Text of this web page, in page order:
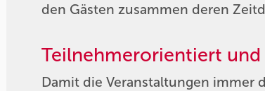
den Gästen zusammen deren
Teilnehmerorientiert
Damit die Veranstaltungen immer